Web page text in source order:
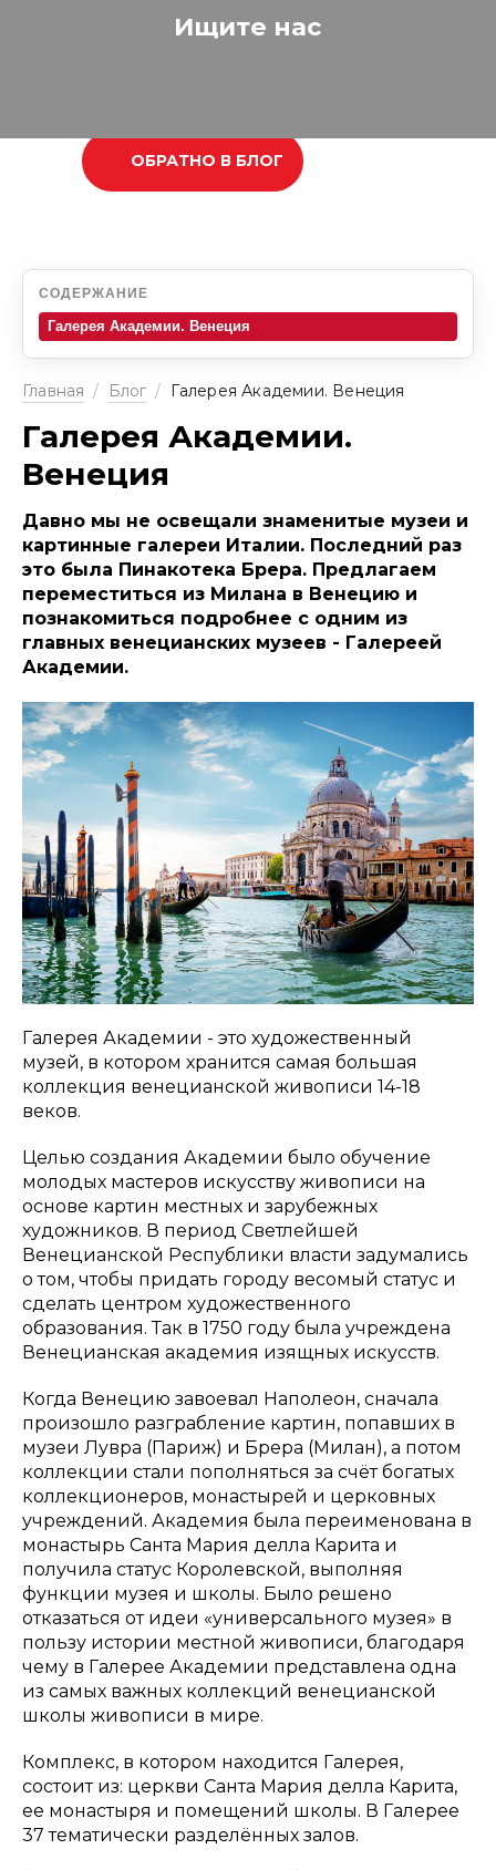
Ищите нас
ОБРАТНО В БЛОГ
СОДЕРЖАНИЕ
Галерея Академии. Венеция
Главная / Блог / Галерея Академии. Венеция
Галерея Академии.
Венеция
Давно мы не освещали знаменитые музеи и
картинные галереи Италии. Последний раз
это была Пинакотека Брера. Предлагаем
переместиться из Милана в Венецию и
познакомиться подробнее с одним из
главных венецианских музеев - Галереей
Академии.
Галерея Академии - это художественный
музей, в котором хранится самая большая
коллекция венецианской живописи 14-18
веков.
Целью создания Академии было обучение
молодых мастеров искусству живописи на
основе картин местных и зарубежных
художников. В период Светлейшей
Венецианской Республики власти задумались
о том, чтобы придать городу весомый статус и
сделать центром художественного
образования. Так в 1750 году была учреждена
Венецианская академия изящных искусств.
Когда Венецию завоевал Наполеон, сначала
произошло разграбление картин, попавших в
музеи Лувра (Париж) и Брера (Милан), а потом
коллекции стали пополняться за счёт богатых
коллекционеров, монастырей и церковных
учреждений. Академия была переименована в
монастырь Санта Мария делла Карита и
получила статус Королевской, выполняя
функции музея и школы. Было решено
отказаться от идеи «универсального музея» в
пользу истории местной живописи, благодаря
чему в Галерее Академии представлена одна
из самых важных коллекций венецианской
школы живописи в мире.
Комплекс, в котором находится Галерея,
состоит из: церкви Санта Мария делла Карита,
ее монастыря и помещений школы. В Галерее
37 тематически разделённых залов.